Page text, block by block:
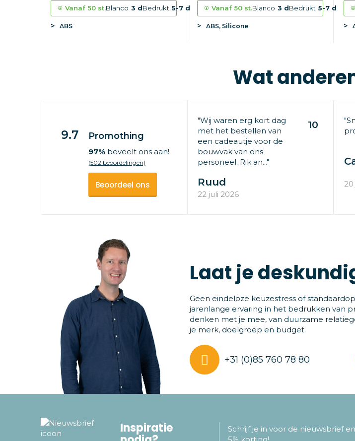
Vanaf 50 st.Blanco 3 dBedrukt 5-7 d
ABS
Vanaf 50 st.Blanco 3 dBedrukt 5-7 d
ABS, Silicone
Wat
9.7 Promothing
97%beveelt ons aan!
(502 beoordelingen)
Beoordeel ons
"Wij waren erg kort dag
met het bestellen van
een cadeautje voor de
bouwvak van ons
personeel. Rik an..."
10
Ruud
22 juli 2026
Laat je
Geen eindeloze keuzestress of
jarenlange ervaring in het bedrukken van
denken met je mee, van duurzame
je merk, doelgroep en budget.
+31 (0)85 760 78 80
Inspiratie
Schrijf je in voor de nieuwsbrief